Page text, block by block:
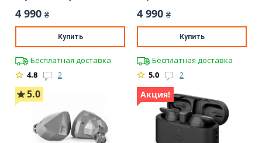
4 990 ₴
Купить
Бесплатная доставка
4.8
2
4 990 ₴
Купить
Бесплатная доставка
5.0
2
5.0 Акция!